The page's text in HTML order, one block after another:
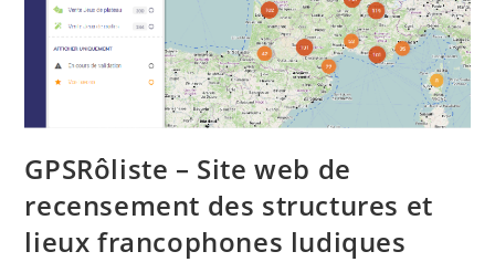
GPSRôliste – Site web de
recensement des structures et
lieux francophones ludiques